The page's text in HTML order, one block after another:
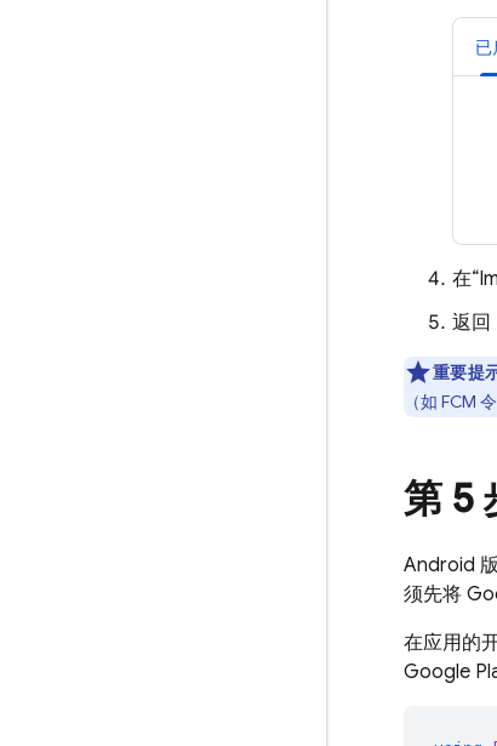
已
在
返回
重要提
（如 FCM
第 5
Android
须先将
在应用的
Google